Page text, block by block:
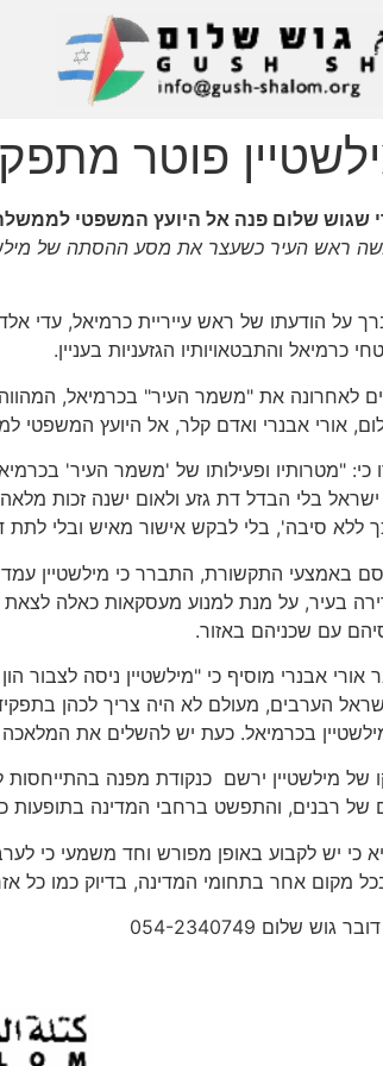
פוטר
שגוש שלום פנה אל היועץ המשפטי
ראש העיר כשעצר את מסע ההסתה של
על הודעתו של ראש עייריית כרמיאל, עדי
כרמיאל והתבטאויותיו הגזעניות בעניין.
לאחרונה את "משמר העיר" בכרמיאל,
אורי אבנרי ואדם קלר, אל היועץ
כי: "מטרותיו ופעילותו של 'משמר העיר'
ישראל בלי הבדל דת גזע ולאום ישנה זכות
ללא סיבה', בלי לבקש אישור מאיש ובלי לתת
באמצעי התקשורת, התברר כי מילשטיין עמד
בעיר, על מנת למנוע מעסקאות כאלה
עם שכניהם באזור.
אבנרי מוסיף כי "מילשטיין ניסה לצבור
הערבים, מעולם לא היה צריך לכהן
בכרמיאל. כעת יש להשלים את המלאכה
של מילשטיין ירשם כנקודת מפנה
של רבנים, והתפשט ברחבי המדינה בתופעות
כי יש לקבוע באופן מפורש וחד משמעי כי
מקום אחר בתחומי המדינה, בדיוק כמו כל
שלום 054-2340749